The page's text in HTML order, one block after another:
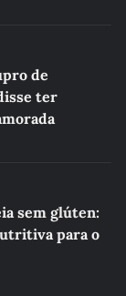
de
ter
sem glúten:
para o